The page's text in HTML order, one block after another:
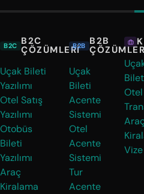
B2C B2C
ÇÖZÜMLERI
Uçak Bileti
Yazılımı
Otel Satış
Yazılımı
Otobüs
Bileti
Yazılımı
Araç
Kiralama
B2B B2B
Uçak
Bileti
Acente
Sistemi
Otel
Acente
Sistemi
Tur
Acente
Otel
Araç
Vize